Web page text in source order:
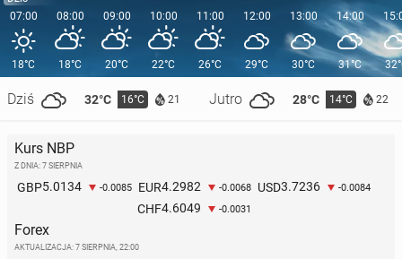
07:00
18°C
Dziś 32°C 16°C 21 Jutro 28°C 14°C 22
08:00
18°C
09:00
20°C
10:00
22°C
11:00
26°C
12:00
29°C
13:00
30°C
14:00
31°C
Kurs NBP
Z DNIA: 7 SIERPNIA
GBP5.0134 -0.0085 EUR4.2982 -0.0068 USD3.7236 -0.0084
CHF4.6049 -0.0031
Forex
AKTUALIZACJA: 7 SIERPNIA, 22:00